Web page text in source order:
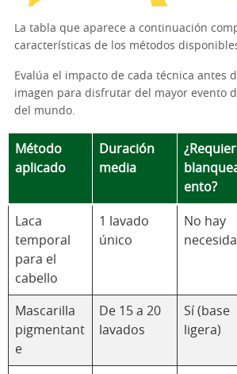
La tabla que aparece a continuación
características de los métodos
Evalúa el impacto de cada técnica antes
imagen para disfrutar del mayor evento
del mundo.
Método
aplicado
Duración
media
ento?
Laca
temporal
para el
cabello
1 lavado
único
No hay
Mascarilla
pigmentant
e
De 15 a 20
lavados
Sí (base
ligera)